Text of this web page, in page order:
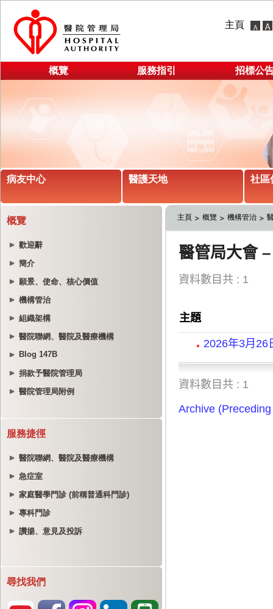
主頁
概覽 服務指引 招標公
病友中心 醫護天地 社區
概覽
歡迎辭
簡介
願景、使命、核心價值
機構管治
組織架構
醫院聯網、醫院及醫療機構
Blog 147B
捐款予醫院管理局
醫院管理局附例
服務捷徑
醫院聯網、醫院及醫療機構
急症室
家庭醫學門診 (前稱普通科門診)
專科門診
讚揚、意見及投訴
尋找我們
主頁 概覽 機構管治